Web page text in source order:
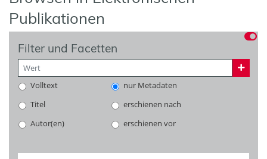
Publikationen
Filter und Facetten
Volltext
nur Metadaten
Titel
erschienen nach
Autor(en)
erschienen vor